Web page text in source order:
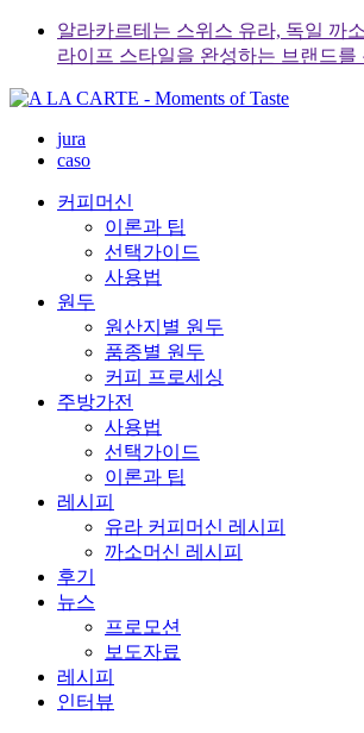
Skip
content
알라카르테는 스위스 유라, 독일 까
라이프 스타일을 완성하는 브랜드를
jura
caso
커피머신
이론과 팁
선택가이드
사용법
원두
원산지별 원두
품종별 원두
커피 프로세싱
주방가전
사용법
선택가이드
이론과 팁
레시피
유라 커피머신 레시피
까소머신 레시피
후기
뉴스
프로모션
보도자료
레시피
인터뷰